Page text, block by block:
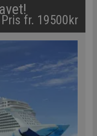
Pris fr. 19500kr